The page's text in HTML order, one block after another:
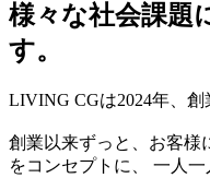
様々な社会課題
す。
LIVING CGは2024年、創
創業以来ずっと、お客様
をコンセプトに、 一人